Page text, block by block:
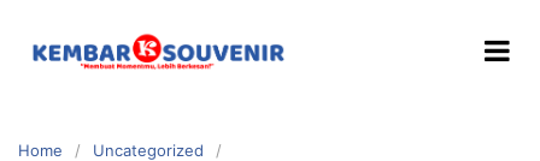
Home
Uncategorized